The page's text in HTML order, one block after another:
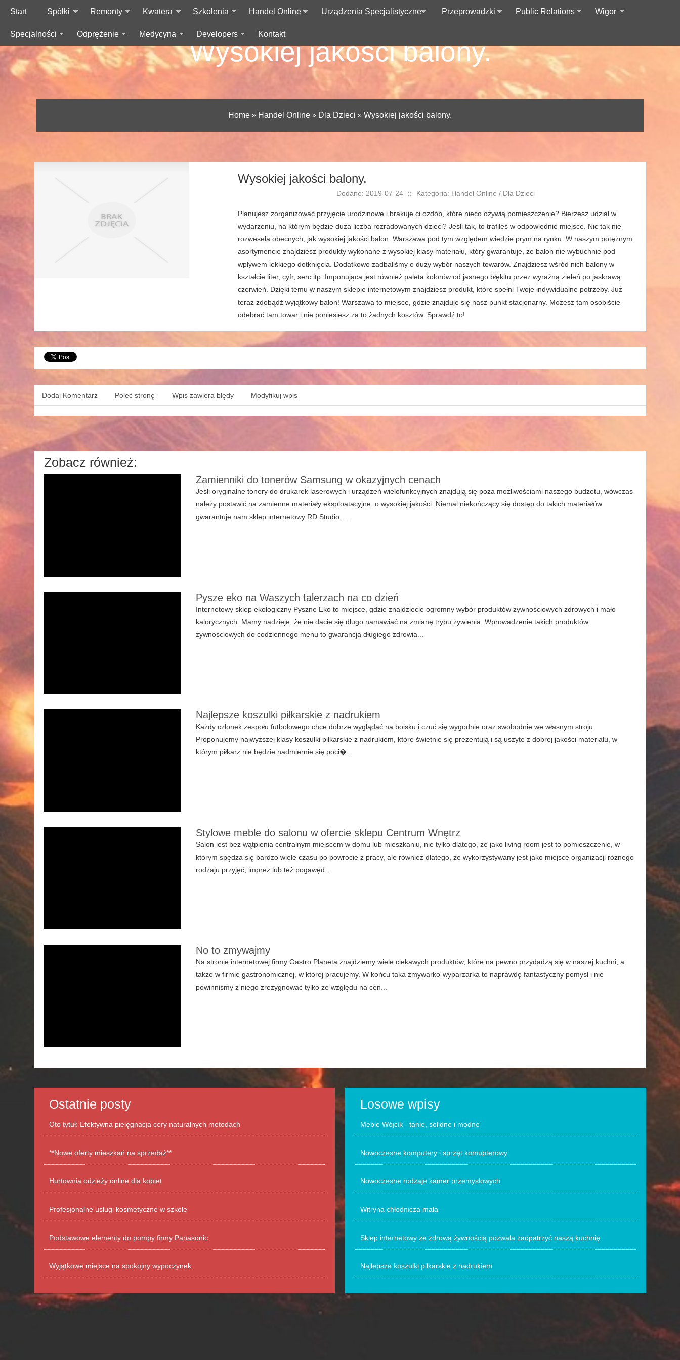
Start Spółki Remonty Kwatera Szkolenia Handel Online Urządzenia Specjalistyczne Przeprowadzki Public Relations Wigor
Specjalności Odprężenie Medycyna Developers Kontakt
Wysokiej jakości balony.
Home » Handel Online » Dla Dzieci » Wysokiej jakości balony.
Wysokiej jakości balony.
Dodane: 2019-07-24 :: Kategoria: Handel Online / Dla Dzieci
Planujesz zorganizować przyjęcie urodzinowe i brakuje ci ozdób, które nieco ożywią pomieszczenie? Bierzesz udział w
wydarzeniu, na którym będzie duża liczba rozradowanych dzieci? Jeśli tak, to trafiłeś w odpowiednie miejsce. Nic tak nie
rozwesela obecnych, jak wysokiej jakości balon. Warszawa pod tym względem wiedzie prym na rynku. W naszym potężnym
asortymencie znajdziesz produkty wykonane z wysokiej klasy materiału, który gwarantuje, że balon nie wybuchnie pod
wpływem lekkiego dotknięcia. Dodatkowo zadbaliśmy o duży wybór naszych towarów. Znajdziesz wśród nich balony w
kształcie liter, cyfr, serc itp. Imponująca jest również paleta kolorów od jasnego błękitu przez wyraźną zieleń po jaskrawą
czerwień. Dzięki temu w naszym sklepie internetowym znajdziesz produkt, które spełni Twoje indywidualne potrzeby. Już
teraz zdobądź wyjątkowy balon! Warszawa to miejsce, gdzie znajduje się nasz punkt stacjonarny. Możesz tam osobiście
odebrać tam towar i nie poniesiesz za to żadnych kosztów. Sprawdź to!
Dodaj Komentarz Poleć stronę Wpis zawiera błędy Modyfikuj wpis
Zobacz również:
Zamienniki do tonerów Samsung w okazyjnych cenach
Jeśli oryginalne tonery do drukarek laserowych i urządzeń wielofunkcyjnych znajdują się poza możliwościami naszego budżetu, wówczas
należy postawić na zamienne materiały eksploatacyjne, o wysokiej jakości. Niemal niekończący się dostęp do takich materiałów
gwarantuje nam sklep internetowy RD Studio, ...
Pysze eko na Waszych talerzach na co dzień
Internetowy sklep ekologiczny Pyszne Eko to miejsce, gdzie znajdziecie ogromny wybór produktów żywnościowych zdrowych i mało
kalorycznych. Mamy nadzieje, że nie dacie się długo namawiać na zmianę trybu żywienia. Wprowadzenie takich produktów
żywnościowych do codziennego menu to gwarancja długiego zdrowia...
Najlepsze koszulki piłkarskie z nadrukiem
Każdy członek zespołu futbolowego chce dobrze wyglądać na boisku i czuć się wygodnie oraz swobodnie we własnym stroju.
Proponujemy najwyższej klasy koszulki piłkarskie z nadrukiem, które świetnie się prezentują i są uszyte z dobrej jakości materiału, w
którym piłkarz nie będzie nadmiernie się poci�...
Stylowe meble do salonu w ofercie sklepu Centrum Wnętrz
Salon jest bez wątpienia centralnym miejscem w domu lub mieszkaniu, nie tylko dlatego, że jako living room jest to pomieszczenie, w
którym spędza się bardzo wiele czasu po powrocie z pracy, ale również dlatego, że wykorzystywany jest jako miejsce organizacji różnego
rodzaju przyjęć, imprez lub też pogawęd...
No to zmywajmy
Na stronie internetowej firmy Gastro Planeta znajdziemy wiele ciekawych produktów, które na pewno przydadzą się w naszej kuchni, a
także w firmie gastronomicznej, w której pracujemy. W końcu taka zmywarko-wyparzarka to naprawdę fantastyczny pomysł i nie
powinniśmy z niego zrezygnować tylko ze względu na cen...
Ostatnie posty
Oto tytuł: Efektywna pielęgnacja cery naturalnych metodach
**Nowe oferty mieszkań na sprzedaż**
Hurtownia odzieży online dla kobiet
Profesjonalne usługi kosmetyczne w szkole
Podstawowe elementy do pompy firmy Panasonic
Wyjątkowe miejsce na spokojny wypoczynek
Losowe wpisy
Meble Wójcik - tanie, solidne i modne
Nowoczesne komputery i sprzęt komupterowy
Nowoczesne rodzaje kamer przemysłowych
Witryna chłodnicza mała
Sklep internetowy ze zdrową żywnością pozwala zaopatrzyć naszą kuchnię
Najlepsze koszulki piłkarskie z nadrukiem